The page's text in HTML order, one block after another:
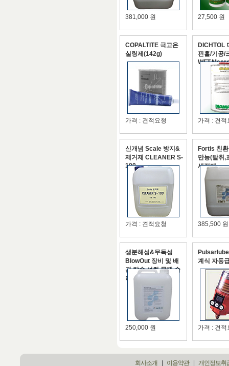
381,000 원 27,500 원
COPALTITE 극고온
실링제(142g)
가격 : 견적요청
DICHTOL
핀홀/기공/
가격 : 견적
신개념 Scale 방지&
제거제 CLEANER S-
100
가격 : 견적요청
Fortis 친
만능(탈취,
세정제
385,500 원
생분해성&무독성
BlowOut 장비 및 배
관 칼슘,석회,물때,슬
러지 제거 및 세정
250,000 원
계식 자동
가격 : 견적
회사소개 이용약관| 개인정보취